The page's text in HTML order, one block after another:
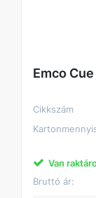
Emco
Cikkszám
Van
Bruttó ár: